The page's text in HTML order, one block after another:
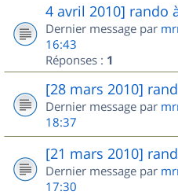
4 avril 2010] rando
Dernier message par
16:43
Réponses : 1
[28 mars 2010]
Dernier message par
18:37
[21 mars 2010]
Dernier message par
17:30